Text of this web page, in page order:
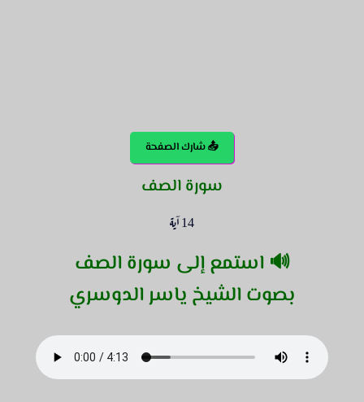
📤 شارك الصفحة
سورة الصف
14 آية
🔊 استمع إلى سورة الصف
بصوت الشيخ ياسر الدوسري